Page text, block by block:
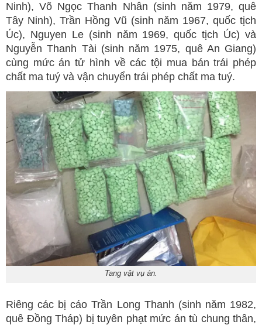
Ninh), Võ Ngọc Thanh Nhân (sinh năm 1979, quê
Tây Ninh), Trần Hồng Vũ (sinh năm 1967, quốc tịch
Úc), Nguyen Le (sinh năm 1969, quốc tịch Úc) và
Nguyễn Thanh Tài (sinh năm 1975, quê An Giang)
cùng mức án tử hình về các tội mua bán trái phép
chất ma tuý và vận chuyển trái phép chất ma tuý.
Tang vật vụ án.
Riêng các bị cáo Trần Long Thanh (sinh năm 1982,
quê Đồng Tháp) bị tuyên phạt mức án tù chung thân,